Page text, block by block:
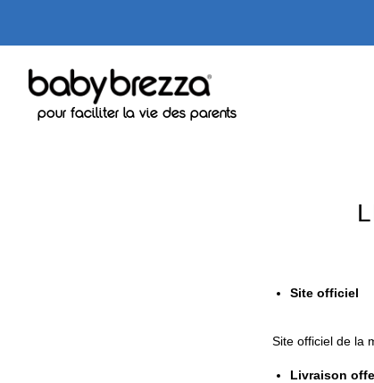
Cart
pour faciliter la vie des parents
Site officiel
Site officiel de la
Livraison